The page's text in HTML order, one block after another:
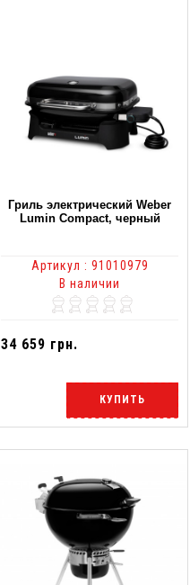
Гриль электрический Weber
Lumin Compact, черный
Артикул : 91010979
В наличии
34 659 грн.
КУПИТЬ